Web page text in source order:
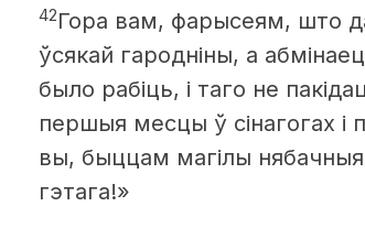
42Гора вам, фарысеям, што
ўсякай гародніны, а
было рабіць, і таго не
першыя месцы ў сінагогах і
вы, быццам магілы
гэтага!»